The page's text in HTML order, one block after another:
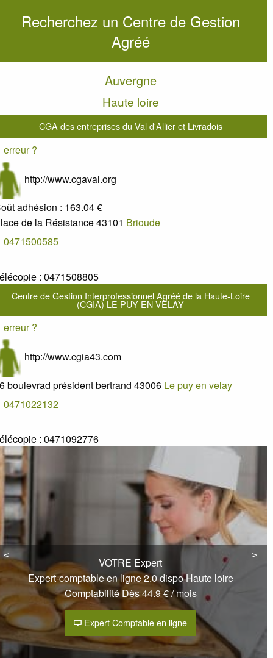
Recherchez un Centre de Gestion
Agréé
Auvergne
Haute loire
CGA des entreprises du Val d'Allier et Livradois
erreur ?
http://www.cgaval.org
adhésion : 163.04 €
de la Résistance43101 Brioude
0471500585
: 0471508805
Centre de Gestion Interprofessionnel Agréé de la Haute-Loire
(CGIA) LE PUY EN VELAY
erreur ?
http://www.cgia43.com
boulevrad président bertrand 43006 Le puy en velay
0471022132
: 0471092776
<
< >
>
VOTRE Expert
Expert-comptable en ligne 2.0 dispo Haute loire
Comptabilité Dès 44.9 € / mois
Expert Comptable en ligne